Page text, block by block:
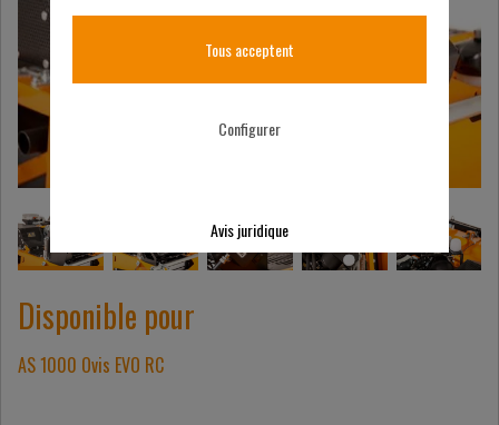
Disponible pour
AS 1000 Ovis EVO RC
Tous acceptent
Configurer
Avis juridique